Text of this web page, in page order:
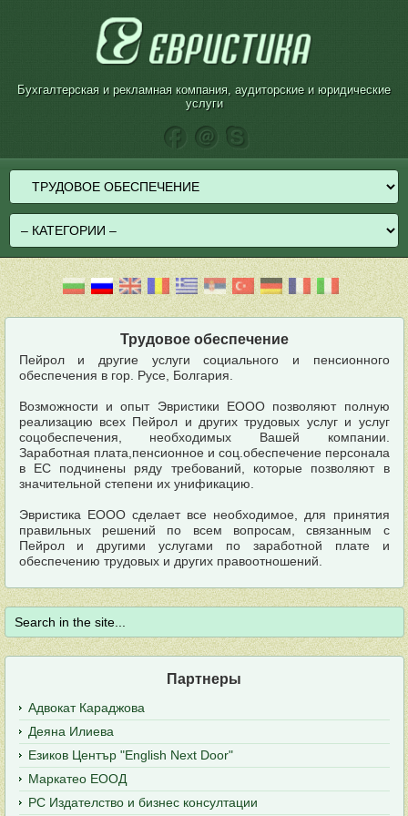
Бухгалтерская и рекламная компания, аудиторские и юридические
услуги
Трудовое обеспечение
Пейрол и другие услуги социального и пенсионного
обеспечения в гор. Русе, Болгария.
Возможности и опыт Эвристики EООО позволяют полную
реализацию всех Пейрол и других трудовых услуг и услуг
соцобеспечения, необходимых Вашей компании.
Заработная плата,пенсионное и соц.обеспечение персонала
в ЕС подчинены ряду требований, которые позволяют в
значительной степени их унификацию.
Эвристика EООО сделает все необходимое, для принятия
правильных решений по всем вопросам, связанным с
Пейрол и другими услугами по заработной плате и
обеспечению трудовых и других правоотношений.
Партнеры
Адвокат Караджова
Деяна Илиева
Езиков Център "English Next Door"
Маркатео ЕООД
РС Издателство и бизнес консултации